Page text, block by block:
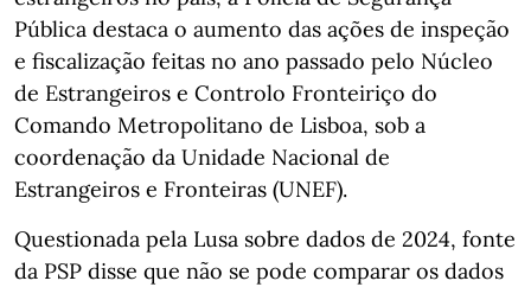
Pública destaca o aumento das ações de inspeção
e fiscalização feitas no ano passado pelo Núcleo
de Estrangeiros e Controlo Fronteiriço do
Comando Metropolitano de Lisboa, sob a
coordenação da Unidade Nacional de
Estrangeiros e Fronteiras (UNEF).
Questionada pela Lusa sobre dados de 2024, fonte
da PSP disse que não se pode comparar os dados